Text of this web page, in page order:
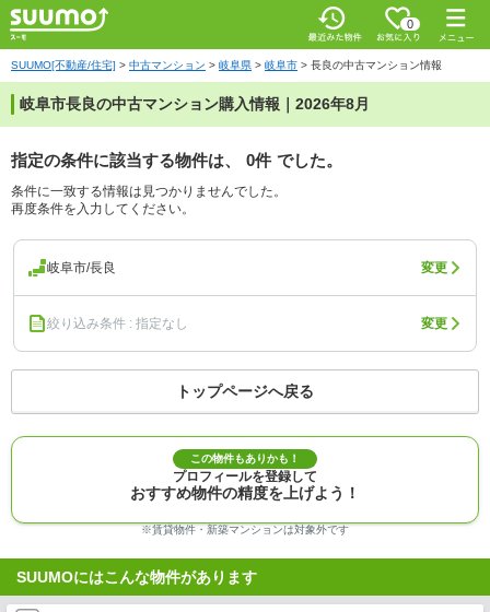
0
SUUMO[不動産/住宅] > 中古マンション > 岐阜県 > 岐阜市 > 長良の中古マンション情報
岐阜市長良の中古マンション購入情報｜2026年8月
指定の条件に該当する物件は、 0件 でした。
条件に一致する情報は見つかりませんでした。
再度条件を入力してください。
岐阜市/長良 変更
絞り込み条件 : 指定なし 変更
トップページへ戻る
この物件もありかも！
プロフィールを登録して
おすすめ物件の精度を上げよう！
※賃貸物件・新築マンションは対象外です
SUUMOにはこんな物件があります